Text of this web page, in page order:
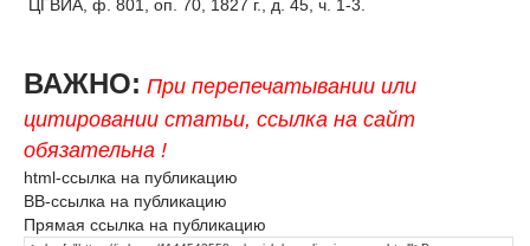
ЦГВИА, ф. 801, оп. 70, 1827 г., д. 45, ч. 1-3.
ВАЖНО: При перепечатывании или
цитировании статьи, ссылка на сайт
обязательна !
html-ссылка на публикацию
BB-ссылка на публикацию
Прямая ссылка на публикацию